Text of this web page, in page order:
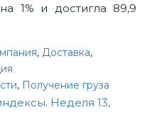
1% и достигла 89,9
, Доставка,
, Получение груза
Неделя 13,